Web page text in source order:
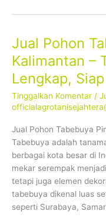
Jual Pohon
Kalimantan –
Lengkap,
Tinggalkan Komentar /
Jual Pohon Tabebuya
Tabebuya adalah
berbagai kota besar di
mekar serempak
tetapi juga elemen
tabebuya dikenal luas
seperti Surabaya,
Jual
Pohon
Tabebuya
Pink
Kalimantan
–
Ukuran
Lengkap,
Siap
Tanam